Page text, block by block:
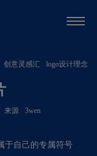
创意灵感汇
logo设计理念
来源 3wen
于自己的专属符号